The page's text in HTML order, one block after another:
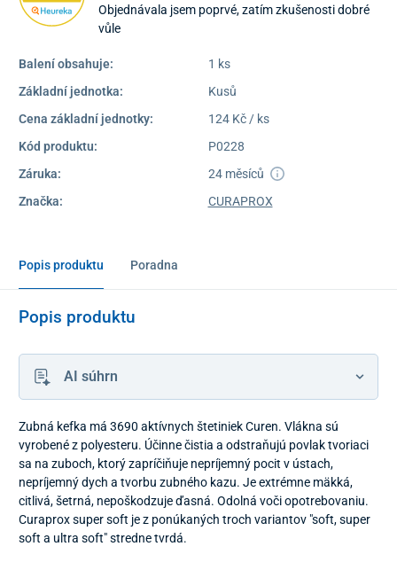
Objednávala jsem poprvé, zatím zkušenosti dobré
vůle
Balení obsahuje:
1 ks
Základní jednotka:
Kusů
Cena základní jednotky:
124 Kč / ks
Kód produktu:
P0228
Záruka:
24 měsíců
Značka:
CURAPROX
Popis produktu Poradna
Popis produktu
AI súhrn
Zubná kefka má 3690 aktívnych štetiniek Curen. Vlákna sú
vyrobené z polyesteru. Účinne čistia a odstraňujú povlak tvoriaci
sa na zuboch, ktorý zapríčiňuje nepríjemný pocit v ústach,
nepríjemný dych a tvorbu zubného kazu. Je extrémne mäkká,
citlivá, šetrná, nepoškodzuje ďasná. Odolná voči opotrebovaniu.
Curaprox super soft je z ponúkaných troch variantov "soft, super
soft a ultra soft" stredne tvrdá.